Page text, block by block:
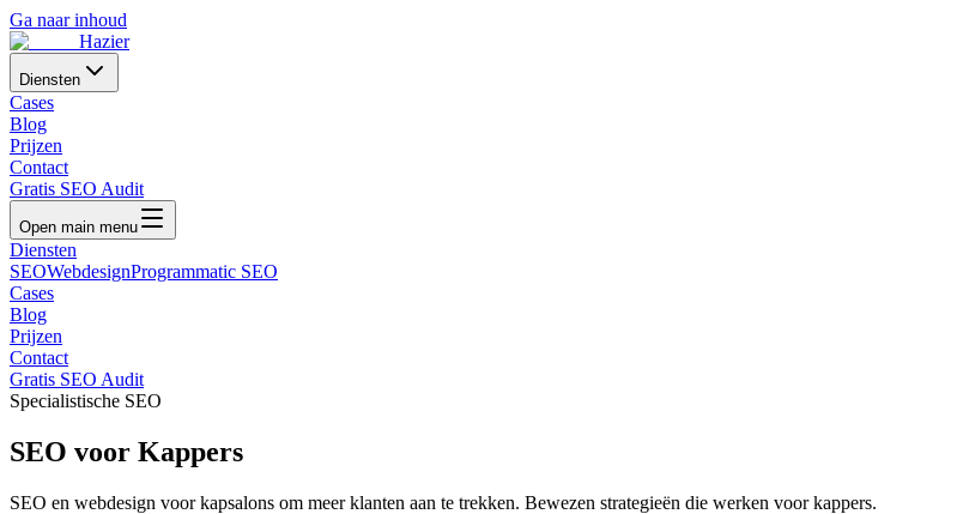
Ga naar inhoud
Hazier
Diensten
Cases
Blog
Prijzen
Contact
Gratis SEO Audit
Open main menu
Diensten
SEOWebdesignProgrammatic SEO
Cases
Blog
Prijzen
Contact
Gratis SEO Audit
Specialistische SEO
SEO voor Kappers
SEO en webdesign voor kapsalons om meer klanten aan te trekken. Bewezen strategieën die werken voorkappers.